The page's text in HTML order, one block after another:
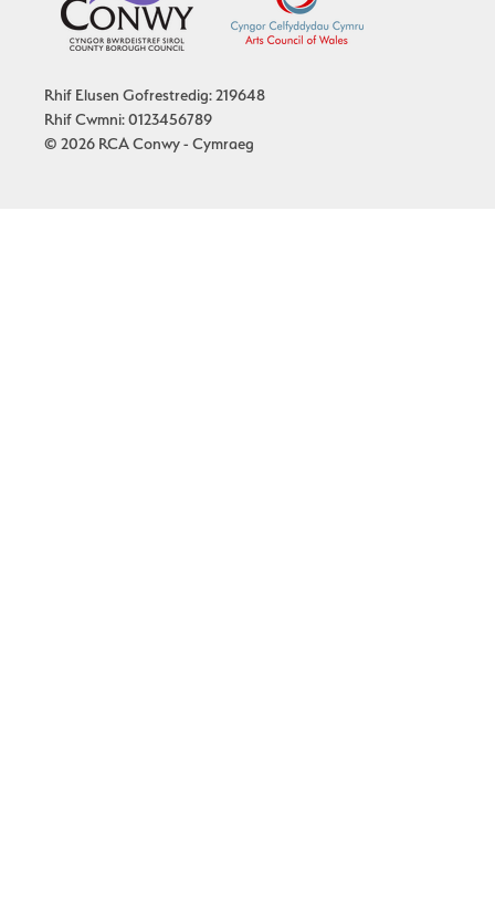
Rhif Elusen Gofrestredig: 219648
Rhif Cwmni: 0123456789
© 2026 RCA Conwy - Cymraeg